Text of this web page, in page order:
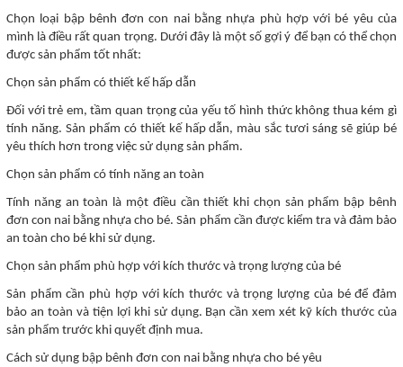
Chọn loại bập bênh đơn con nai bằng nhựa phù hợp với bé yêu của
mình là điều rất quan trọng. Dưới đây là một số gợi ý để bạn có thể chọn
được sản phẩm tốt nhất:
Chọn sản phẩm có thiết kế hấp dẫn
Đối với trẻ em, tầm quan trọng của yếu tố hình thức không thua kém gì
tính năng. Sản phẩm có thiết kế hấp dẫn, màu sắc tươi sáng sẽ giúp bé
yêu thích hơn trong việc sử dụng sản phẩm.
Chọn sản phẩm có tính năng an toàn
Tính năng an toàn là một điều cần thiết khi chọn sản phẩm bập bênh
đơn con nai bằng nhựa cho bé. Sản phẩm cần được kiểm tra và đảm bảo
an toàn cho bé khi sử dụng.
Chọn sản phẩm phù hợp với kích thước và trọng lượng của bé
Sản phẩm cần phù hợp với kích thước và trọng lượng của bé để đảm
bảo an toàn và tiện lợi khi sử dụng. Bạn cần xem xét kỹ kích thước của
sản phẩm trước khi quyết định mua.
Cách sử dụng bập bênh đơn con nai bằng nhựa cho bé yêu